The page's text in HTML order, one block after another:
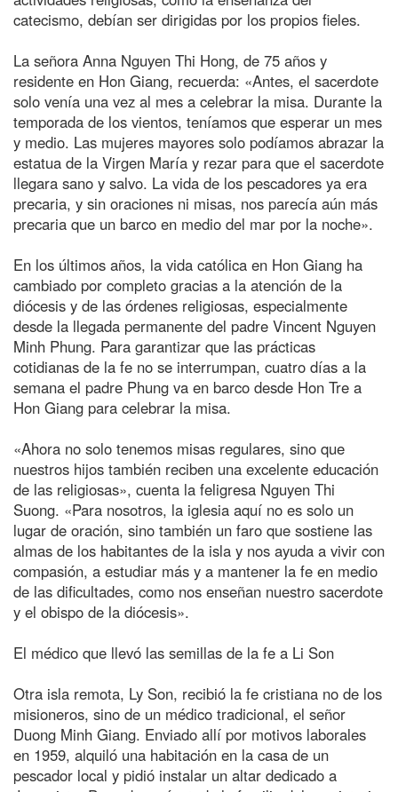
catecismo, debían ser dirigidas por los propios fieles.
La señora Anna Nguyen Thi Hong, de 75 años y
residente en Hon Giang, recuerda: «Antes, el sacerdote
solo venía una vez al mes a celebrar la misa. Durante la
temporada de los vientos, teníamos que esperar un mes
y medio. Las mujeres mayores solo podíamos abrazar la
estatua de la Virgen María y rezar para que el sacerdote
llegara sano y salvo. La vida de los pescadores ya era
precaria, y sin oraciones ni misas, nos parecía aún más
precaria que un barco en medio del mar por la noche».
En los últimos años, la vida católica en Hon Giang ha
cambiado por completo gracias a la atención de la
diócesis y de las órdenes religiosas, especialmente
desde la llegada permanente del padre Vincent Nguyen
Minh Phung. Para garantizar que las prácticas
cotidianas de la fe no se interrumpan, cuatro días a la
semana el padre Phung va en barco desde Hon Tre a
Hon Giang para celebrar la misa.
«Ahora no solo tenemos misas regulares, sino que
nuestros hijos también reciben una excelente educación
de las religiosas», cuenta la feligresa Nguyen Thi
Suong. «Para nosotros, la iglesia aquí no es solo un
lugar de oración, sino también un faro que sostiene las
almas de los habitantes de la isla y nos ayuda a vivir con
compasión, a estudiar más y a mantener la fe en medio
de las dificultades, como nos enseñan nuestro sacerdote
y el obispo de la diócesis».
El médico que llevó las semillas de la fe a Li Son
Otra isla remota, Ly Son, recibió la fe cristiana no de los
misioneros, sino de un médico tradicional, el señor
Duong Minh Giang. Enviado allí por motivos laborales
en 1959, alquiló una habitación en la casa de un
pescador local y pidió instalar un altar dedicado a